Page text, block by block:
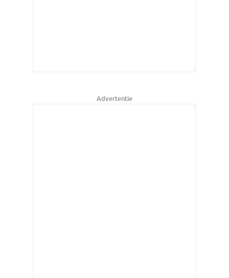
Advertentie